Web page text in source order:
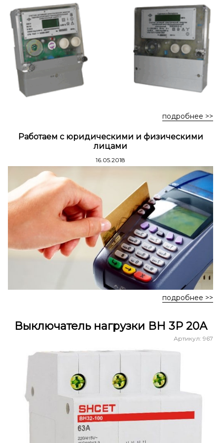
Стремянки стальные
Стремянки двухсторонние стальные
подробнее >>
Работаем с юридическими и физическими
лицами
16.05.2018
подробнее >>
Выключатель нагрузки ВН 3Р 20А
Артикул: 967